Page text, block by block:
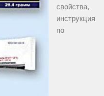
свойства,
инструкция
по